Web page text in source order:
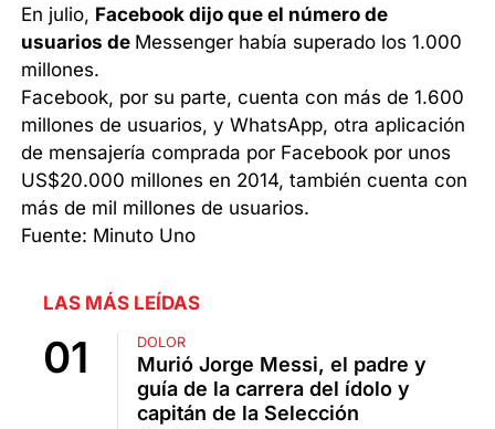
En julio, Facebook dijo que el número de
usuarios de Messenger había superado los 1.000
millones.
Facebook, por su parte, cuenta con más de 1.600
millones de usuarios, y WhatsApp, otra aplicación
de mensajería comprada por Facebook por unos
US$20.000 millones en 2014, también cuenta con
más de mil millones de usuarios.
Fuente: Minuto Uno
LAS MÁS LEÍDAS
DOLOR
Murió Jorge Messi, el padre y
guía de la carrera del ídolo y
capitán de la Selección